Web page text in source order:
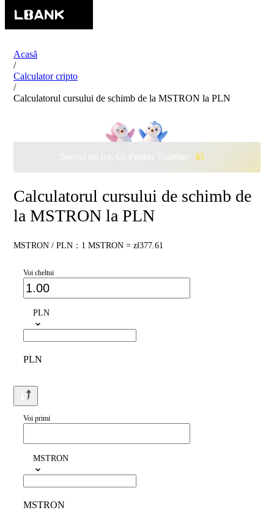
Acasă
/
Calculator cripto
/
Calculatorul cursului de schimb de la MSTRON la PLN
Beyond the Ice, Go Further Together · $500,000
Calculatorul cursului de schimb de
la MSTRON la PLN
MSTRON / PLN：1 MSTRON = zł377.61
Voi cheltui
PLN
PLN
Voi primi
MSTRON
MSTRON